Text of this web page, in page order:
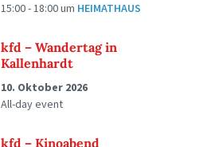
15:00 - 18:00um HEIMATHAUS
kfd – Wandertag in
Kallenhardt
10. Oktober 2026
All-day event
kfd – Kinoabend